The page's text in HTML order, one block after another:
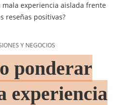
mala experiencia aislada frente
reseñas positivas?
Y NEGOCIOS
ponderar
experiencia